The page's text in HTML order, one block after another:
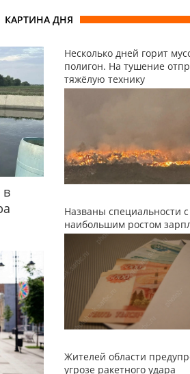
КАРТИНА ДНЯ
в
Несколько дней горит
полигон. На тушение
тяжёлую технику
Названы специальности с
наибольшим ростом
Жителей области
угрозе ракетного удара